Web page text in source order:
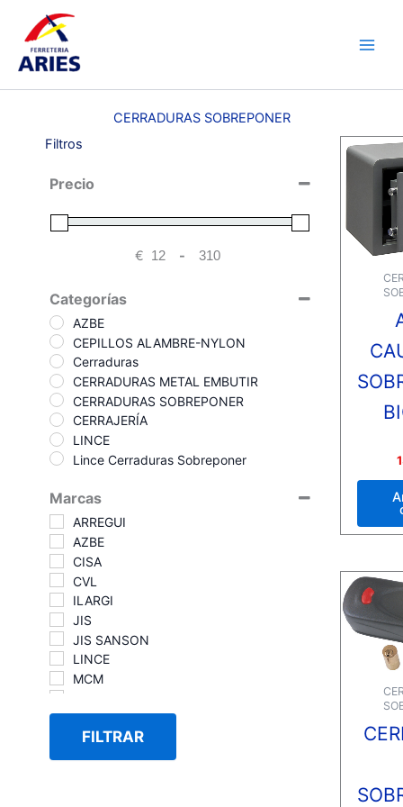
contenido
CERRADURAS SOBREPONER
Filtros
Precio
€ Minimum Price
-Maximum Price
Categorías
AZBE
CEPILLOS ALAMBRE-NYLON
Cerraduras
CERRADURAS METAL EMBUTIR
CERRADURAS SOBREPONER
CERRAJERÍA
LINCE
Lince Cerraduras Sobreponer
Marcas
ARREGUI
AZBE
CISA
CVL
ILARGI
JIS
JIS SANSON
LINCE
MCM
FILTRAR
0